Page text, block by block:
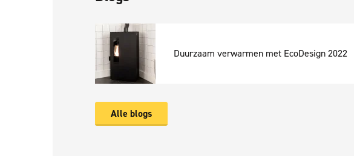
Duurzaam verwarmen met EcoDesign 2022
Alle blogs